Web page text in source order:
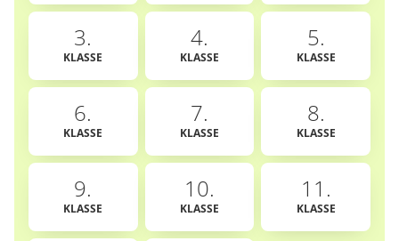
3.
KLASSE
4.
KLASSE
5.
KLASSE
6.
KLASSE
7.
KLASSE
8.
KLASSE
9.
KLASSE
10.
KLASSE
11.
KLASSE